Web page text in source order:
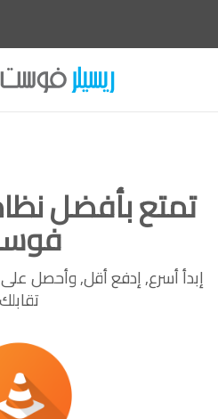
تمتع بأفضل
إبدأ أسرع, إدفع أقل, وأحصل
تقابلك